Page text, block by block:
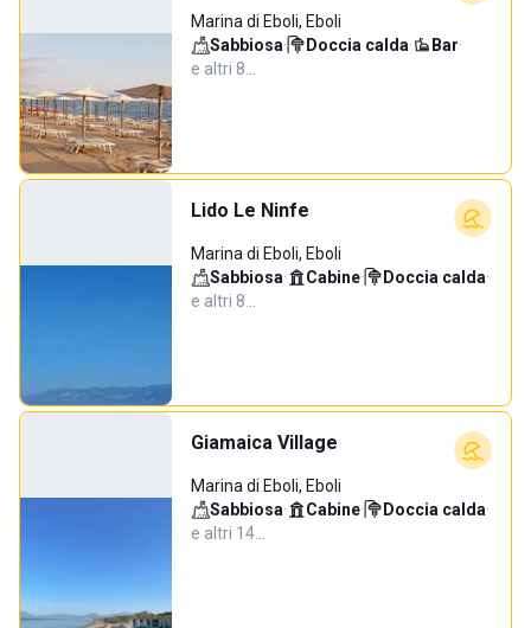
Marina di Eboli, Eboli
Sabbiosa· Doccia calda· Bar·
e altri 8…
Lido Le Ninfe
Marina di Eboli, Eboli
Sabbiosa· Cabine· Doccia calda·
e altri 8…
Giamaica Village
Marina di Eboli, Eboli
Sabbiosa· Cabine· Doccia calda·
e altri 14…